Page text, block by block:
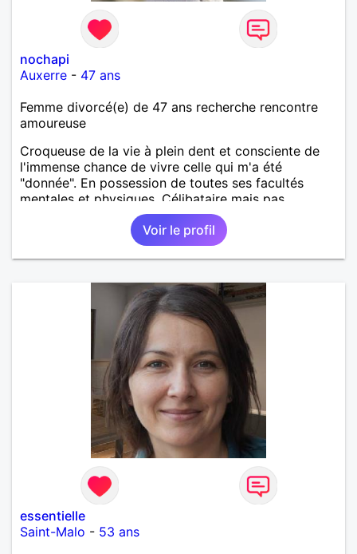
nochapi
Auxerre - 47 ans
Femme divorcé(e) de 47 ans recherche rencontre
amoureuse
Croqueuse de la vie à plein dent et consciente de
l'immense chance de vivre celle qui m'a été
"donnée". En possession de toutes ses facultés
mentales et physiques. Célibataire mais pas
solitaire, je mène une vie bien remplie. Je ne suis
pas sur ce site par dépit, ni en tant que
représentatrice de la Femme Divorcée Mal dans sa
peau. A bientôt.
Voir le profil
essentielle
Saint-Malo - 53 ans